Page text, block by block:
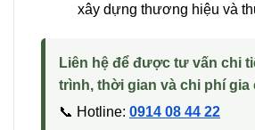
xây dựng thương hiệu và
Liên hệ để được tư vấn chi
trình, thời gian và chi phí gia
📞 Hotline: 0914 08 44 22